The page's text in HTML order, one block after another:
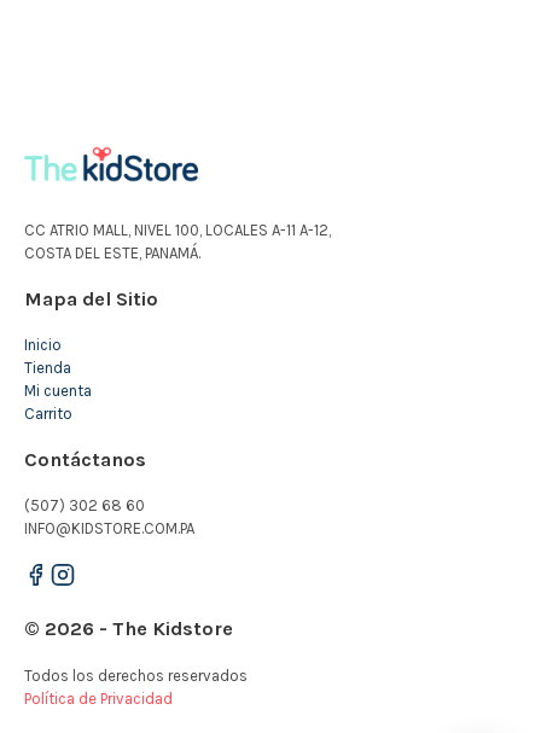
CC ATRIO MALL, NIVEL 100, LOCALES A-11 A-12,
COSTA DEL ESTE, PANAMÁ.
Mapa del Sitio
Inicio
Tienda
Mi cuenta
Carrito
Contáctanos
(507) 302 68 60
INFO@KIDSTORE.COM.PA
© 2026 - The Kidstore
Todos los derechos reservados
Política de Privacidad